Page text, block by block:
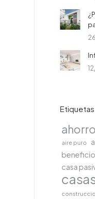
Etiquetas
aire puro
casa